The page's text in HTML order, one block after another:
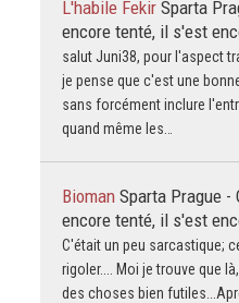
L'habile Fekir Sparta
encore tenté, il s'est
salut Juni38, pour l'aspect
je pense que c'est une
sans forcément inclure
quand même les…
Bioman Sparta Prague -
encore tenté, il s'est
C'était un peu sarcastique;
rigoler.... Moi je trouve que
des choses bien